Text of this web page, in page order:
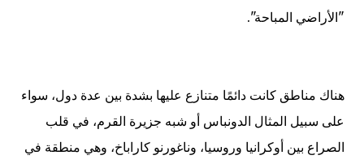
"الأراضي المباحة".
هناك مناطق كانت دائمًا متنازع عليها بشدة بين عدة دول، سواء
على سبيل المثال الدونباس أو شبه جزيرة القرم، في قلب
الصراع بين أوكرانيا وروسيا، وناغورنو كاراباخ، وهي منطقة في